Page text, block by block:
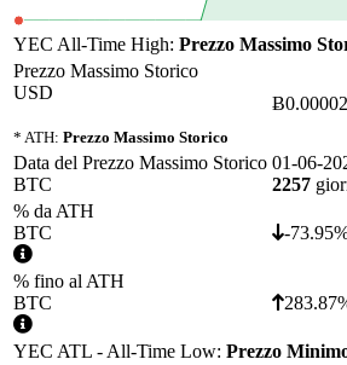
YEC All-Time High: Prezzo Massimo
Prezzo Massimo Storico
USD
* ATH: Prezzo Massimo Storico
Data del Prezzo Massimo Storico
BTC
01-06-
2257
% da ATH
BTC
-
% fino al ATH
BTC
YEC ATL - All-Time Low: Prezzo